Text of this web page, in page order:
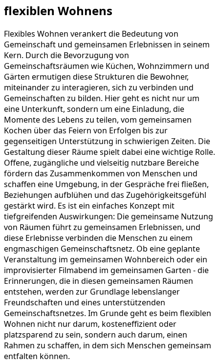
flexiblen Wohnens
Flexibles Wohnen verankert die Bedeutung von
Gemeinschaft und gemeinsamen Erlebnissen in seinem
Kern. Durch die Bevorzugung von
Gemeinschaftsräumen wie Küchen, Wohnzimmern und
Gärten ermutigen diese Strukturen die Bewohner,
miteinander zu interagieren, sich zu verbinden und
Gemeinschaften zu bilden. Hier geht es nicht nur um
eine Unterkunft, sondern um eine Einladung, die
Momente des Lebens zu teilen, vom gemeinsamen
Kochen über das Feiern von Erfolgen bis zur
gegenseitigen Unterstützung in schwierigen Zeiten. Die
Gestaltung dieser Räume spielt dabei eine wichtige Rolle.
Offene, zugängliche und vielseitig nutzbare Bereiche
fördern das Zusammenkommen von Menschen und
schaffen eine Umgebung, in der Gespräche frei fließen,
Beziehungen aufblühen und das Zugehörigkeitsgefühl
gestärkt wird. Es ist ein einfaches Konzept mit
tiefgreifenden Auswirkungen: Die gemeinsame Nutzung
von Räumen führt zu gemeinsamen Erlebnissen, und
diese Erlebnisse verbinden die Menschen zu einem
engmaschigen Gemeinschaftsnetz. Ob eine geplante
Veranstaltung im gemeinsamen Wohnbereich oder ein
improvisierter Filmabend im gemeinsamen Garten - die
Erinnerungen, die in diesen gemeinsamen Räumen
entstehen, werden zur Grundlage lebenslanger
Freundschaften und eines unterstützenden
Gemeinschaftsnetzes. Im Grunde geht es beim flexiblen
Wohnen nicht nur darum, kosteneffizient oder
platzsparend zu sein, sondern auch darum, einen
Rahmen zu schaffen, in dem sich Menschen gemeinsam
entfalten können.